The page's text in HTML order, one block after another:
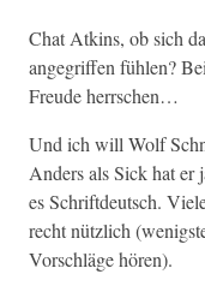
Chat Atkins, ob sich
ange­grif­f­en fühlen?
Freude herrschen…
Und ich will Wolf
Anders als Sick hat er
es Schrift­deutsch.
recht nüt­zlich
Vorschläge hören).